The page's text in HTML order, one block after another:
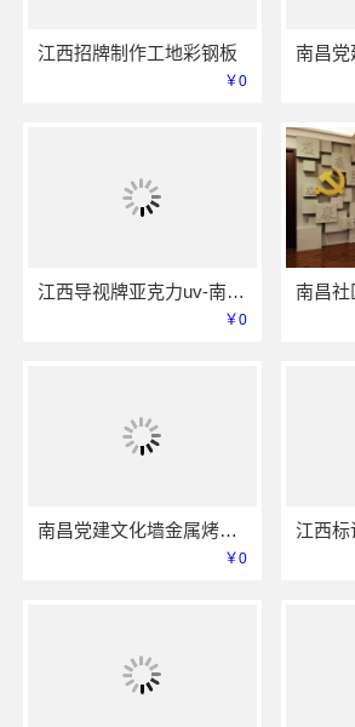
江西招牌制作工地彩钢板
￥0
江西导视牌亚克力uv-南昌恒辉广告
￥0
南昌
南昌党建文化墙金属烤漆-恒辉广告
￥0